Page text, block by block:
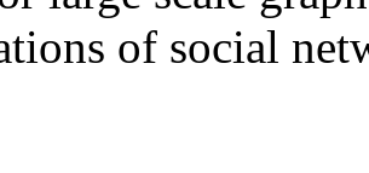
of social